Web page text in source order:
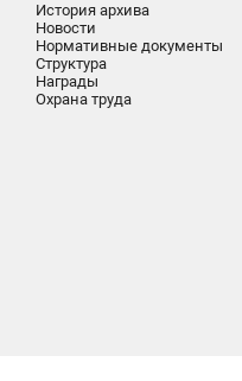
История архива
Новости
Нормативные документы
Структура
Награды
Охрана труда